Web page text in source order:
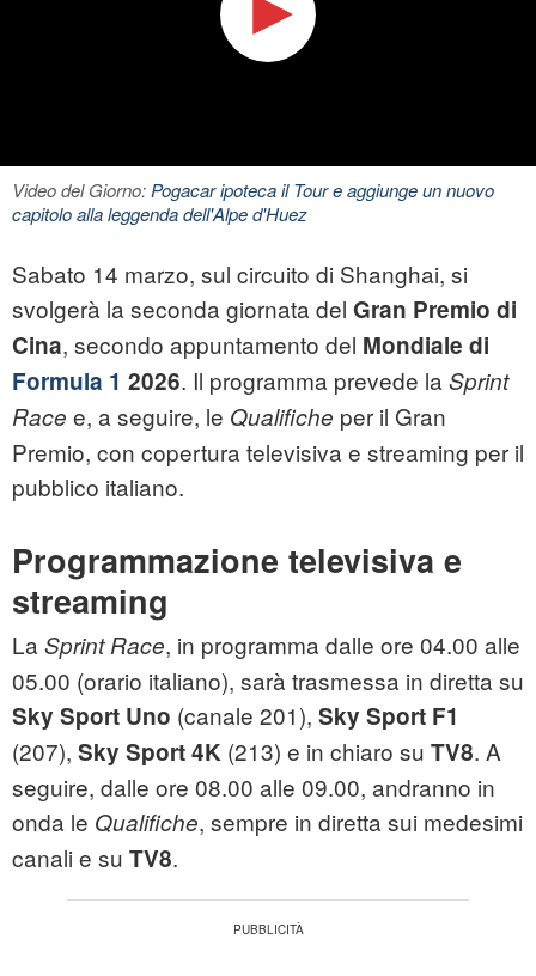
Video del Giorno:Pogacar ipoteca il Tour e aggiunge un nuovo
capitolo alla leggenda dell'Alpe d'Huez
Sabato 14 marzo, sul circuito di Shanghai, si
svolgerà la seconda giornata del Gran Premio di
Cina, secondo appuntamento del Mondiale di
Formula 1 2026. Il programma prevede la Sprint
Race e, a seguire, le Qualifiche per il Gran
Premio, con copertura televisiva e streaming per il
pubblico italiano.
Programmazione televisiva e
streaming
La Sprint Race, in programma dalle ore 04.00 alle
05.00 (orario italiano), sarà trasmessa in diretta su
Sky Sport Uno (canale 201), Sky Sport F1
(207), Sky Sport 4K (213) e in chiaro su TV8. A
seguire, dalle ore 08.00 alle 09.00, andranno in
onda le Qualifiche, sempre in diretta sui medesimi
canali e su TV8.